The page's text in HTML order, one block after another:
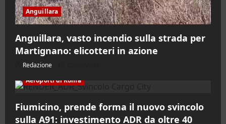
Anguillara
Anguillara, vasto incendio sulla strada per
Martignano: elicotteri in azione
Redazione
Aeroporti di Roma
Fiumicino, prende forma il nuovo svincolo
sulla A91: investimento ADR da oltre 40